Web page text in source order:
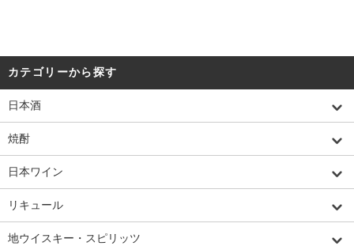
カテゴリーから探す
日本酒
焼酎
日本ワイン
リキュール
地ウイスキー・スピリッツ